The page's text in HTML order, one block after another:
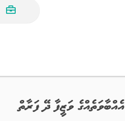
އެއްބާވަތެއްގެ ވަޒީފާ ދޭ ފަރާތް